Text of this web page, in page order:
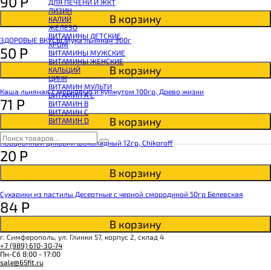
КОЭНЗИМ Q10
КРЕАТИН
ПОЛЕЗНЫЕ ЖИРЫ
ПРОТЕИН
ПРОТЕИНОВОЕ ПЕЧЕНЬЕ
ПРОТЕИНОВЫЕ БАТОНЧИКИ
ПРОТЕИНОВЫЕ КАШИ
ТЕСТОБУСТЕРЫ
ЦИТРУЛЛИН МАЛАТ
ПРЕДТРЕНИРОВОЧНЫЕ КОМПЛЕКСЫ
ЭНЕРГЕТИКИ И ЖИРОСЖИГАТЕЛИ#
ЛИЗИН
КАЛИЙ
ЖЕЛЕЗО
ВИТАМИНЫ ДЕТСКИЕ
ХРОМ
ВИТАМИНЫ МУЖСКИЕ
ВИТАМИНЫ ЖЕНСКИЕ
КАЛЬЦИЙ
ЦИНК
ВИТАМИН МУЛЬТИ
ВИТАМИН A E
ВИТАМИН B
ВИТАМИН C
ВИТАМИН D
В корзину
ЗДОРОВЫЕ ВКУСЫ Мука льняная 300г
50 Р
В корзину
Каша льняная с морковью и кунжутом 100гр, Древо жизни
71 Р
В корзину
Порционный цикорий шоколадный 12гр, Chikoroff
20 Р
В корзину
Сухарики из пастилы Десертные с черной смородиной 50гр Белевская
84 Р
В корзину
г. Симферополь, ул. Глинки 57, корпус 2, склад 4
+7 (989) 610-30-74
Пн-Сб 8:00 - 17:00
sale@65fit.ru